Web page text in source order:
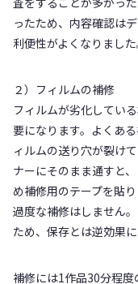
ったため、内容確認は
利便性がよくなりました
２）フィルムの補修
フィルムが劣化してい
要になります。よくあ
ィルムの送り穴が裂け
ナーにそのまま通すと
め補修用のテープを貼
過度な補修はしません
ため、保存とは逆効果
補修には1作品30分程度